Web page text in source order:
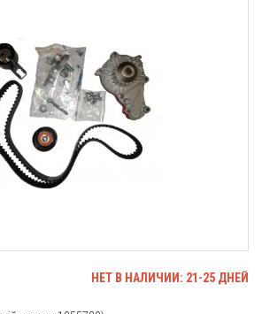
НЕТ В НАЛИЧИИ: 21-25 ДНЕЙ